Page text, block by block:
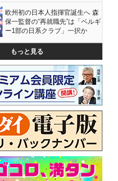
欧州初の日本人指揮官誕生へ 森
保一監督の“再就職先”は「ベルギ
ー1部の日系クラブ」一択か
もっと見る